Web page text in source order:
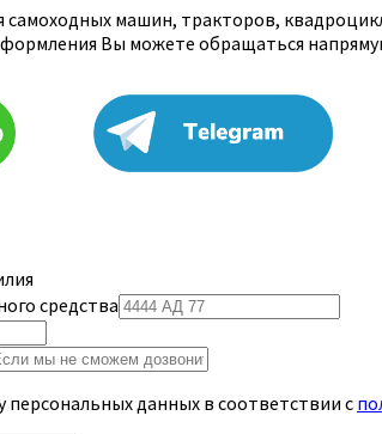
машин, тракторов,
Вы можете обращаться
средства
персональных данных в соответствии с